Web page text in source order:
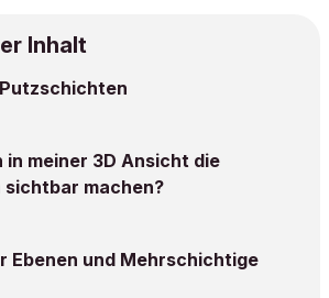
Inhalt
in meiner 3D Ansicht die
machen?
Ebenen und Mehrschichtige